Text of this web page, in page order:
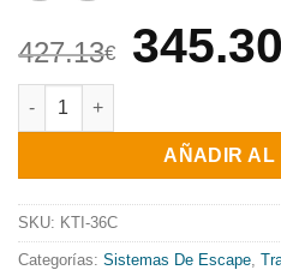
427.13€
El
era:
TRAMO INTERMEDIO CON
AÑADIR AL
SKU: KTI-36C
Categorías: Sistemas De Escape